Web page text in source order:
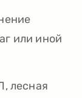
или иной
лесная